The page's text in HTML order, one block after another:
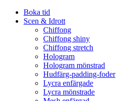
Boka tid
Scen & Idrott
Chiffong
Chiffong shiny
Chiffong stretch
Hologram
Hologram mönstrad
Hudfärg-padding-foder
Lycra enfärgade
Lycra mönstrade